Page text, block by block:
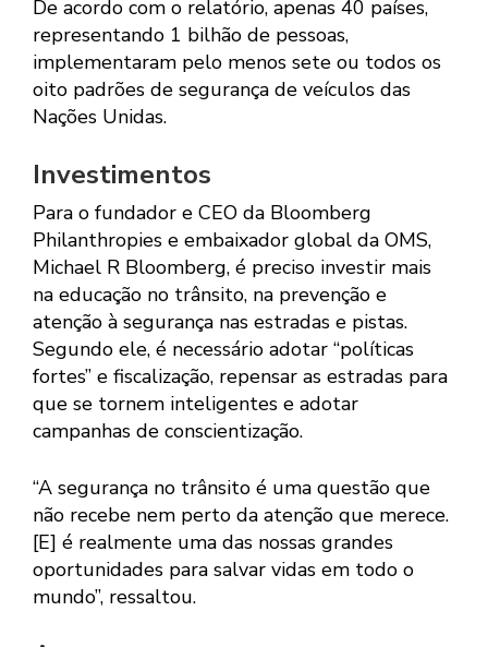
De acordo com o relatório, apenas 40 países,
representando 1 bilhão de pessoas,
implementaram pelo menos sete ou todos os
oito padrões de segurança de veículos das
Nações Unidas.
Investimentos
Para o fundador e CEO da Bloomberg
Philanthropies e embaixador global da OMS,
Michael R Bloomberg, é preciso investir mais
na educação no trânsito, na prevenção e
atenção à segurança nas estradas e pistas.
Segundo ele, é necessário adotar “políticas
fortes” e fiscalização, repensar as estradas para
que se tornem inteligentes e adotar
campanhas de conscientização.
“A segurança no trânsito é uma questão que
não recebe nem perto da atenção que merece.
[E] é realmente uma das nossas grandes
oportunidades para salvar vidas em todo o
mundo”, ressaltou.